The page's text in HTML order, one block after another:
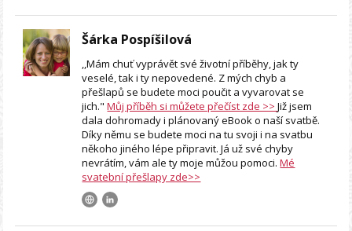
Šárka Pospíšilová
,,Mám chuť vyprávět své životní příběhy, jak ty
veselé, tak i ty nepovedené. Z mých chyb a
přešlapů se budete moci poučit a vyvarovat se
jich."Můj příběh si můžete přečíst zde >>Již jsem
dala dohromady i plánovaný eBook o naší svatbě.
Díky němu se budete moci na tu svoji i na svatbu
někoho jiného lépe připravit. Já už své chyby
nevrátím, vám ale ty moje můžou pomoci.Mé
svatební přešlapy zde>>